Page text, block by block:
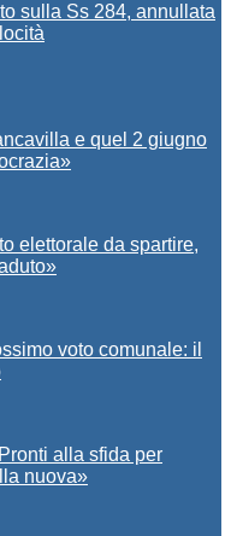
sulla Ss 284, annullata
e quel 2 giugno
elettorale da spartire,
voto comunale: il
alla sfida per
nuova»